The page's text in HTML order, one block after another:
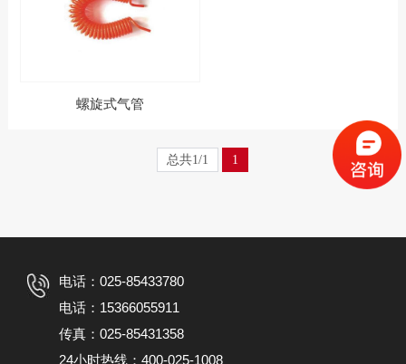
螺旋式气管
总共1/1 1
电话：025-85433780
电话：15366055911
传真：025-85431358
24小时热线：400-025-1008